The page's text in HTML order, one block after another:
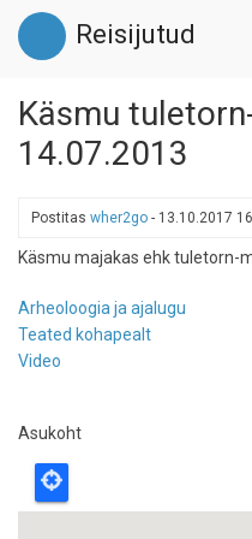
Liigu
edasi
põhisisu
Reisijutud
Käsmu
14.07.2013
Postitas wher2go - 13.10.2017
Käsmu majakas ehk tuletorn-
Arheoloogia ja ajalugu
Teated kohapealt
Video
Asukoht